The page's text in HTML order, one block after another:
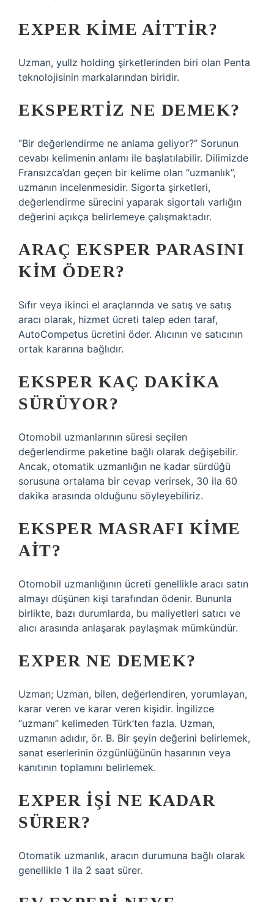
EXPER KIME AITTIR?
Uzman, yullz holding şirketlerinden biri olan Penta
teknolojisinin markalarından biridir.
EKSPERTIZ NE DEMEK?
“Bir değerlendirme ne anlama geliyor?” Sorunun
cevabı kelimenin anlamı ile başlatılabilir. Dilimizde
Fransızca’dan geçen bir kelime olan “uzmanlık”,
uzmanın incelenmesidir. Sigorta şirketleri,
değerlendirme sürecini yaparak sigortalı varlığın
değerini açıkça belirlemeye çalışmaktadır.
ARAÇ EKSPER PARASINI
KIM ÖDER?
Sıfır veya ikinci el araçlarında ve satış ve satış
aracı olarak, hizmet ücreti talep eden taraf,
AutoCompetus ücretini öder. Alıcının ve satıcının
ortak kararına bağlıdır.
EKSPER KAÇ DAKIKA
SÜRÜYOR?
Otomobil uzmanlarının süresi seçilen
değerlendirme paketine bağlı olarak değişebilir.
Ancak, otomatik uzmanlığın ne kadar sürdüğü
sorusuna ortalama bir cevap verirsek, 30 ila 60
dakika arasında olduğunu söyleyebiliriz.
EKSPER MASRAFI KIME
AIT?
Otomobil uzmanlığının ücreti genellikle aracı satın
almayı düşünen kişi tarafından ödenir. Bununla
birlikte, bazı durumlarda, bu maliyetleri satıcı ve
alıcı arasında anlaşarak paylaşmak mümkündür.
EXPER NE DEMEK?
Uzman; Uzman, bilen, değerlendiren, yorumlayan,
karar veren ve karar veren kişidir. İngilizce
“uzmanı” kelimeden Türk’ten fazla. Uzman,
uzmanın adıdır, ör. B. Bir şeyin değerini belirlemek,
sanat eserlerinin özgünlüğünün hasarının veya
kanıtının toplamını belirlemek.
EXPER IŞI NE KADAR
SÜRER?
Otomatik uzmanlık, aracın durumuna bağlı olarak
genellikle 1 ila 2 saat sürer.